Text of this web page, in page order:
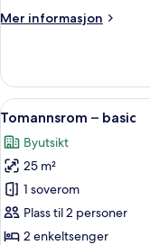
Mer informasjon
Mer
–
basic
Åpne
alle
bildene
av
Tomannsrom
–
basic
7
Tomannsrom – basic
Byutsikt
25 m²
1 soverom
Plass til 2 personer
2 enkeltsenger